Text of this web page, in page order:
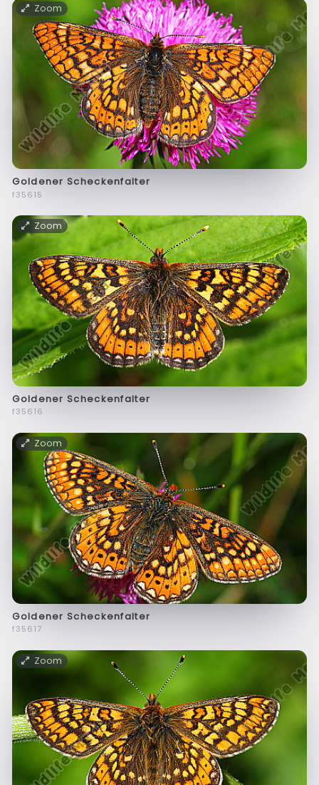
Zoom
Goldener Scheckenfalter
f35615
Zoom
Goldener Scheckenfalter
f35616
Zoom
Goldener Scheckenfalter
f35617
Zoom